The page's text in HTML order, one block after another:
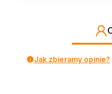
Jak zbieramy opinie?